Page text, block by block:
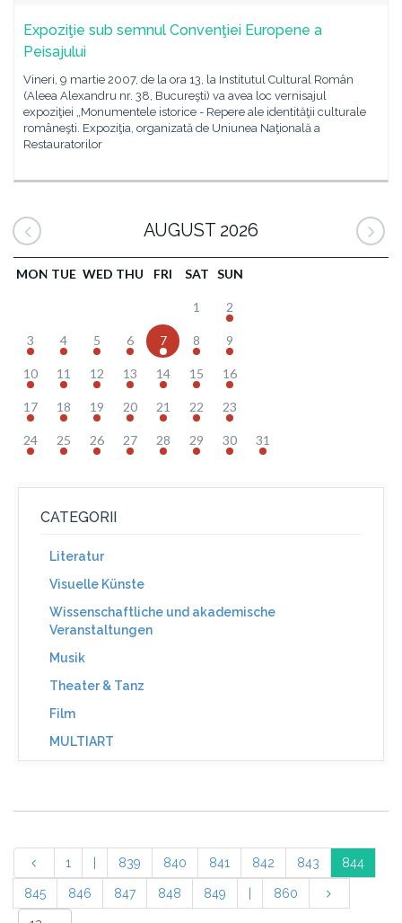
Expoziţie sub semnul Convenţiei Europene a
Peisajului
Vineri, 9 martie 2007, de la ora 13, la Institutul Cultural Român
(Aleea Alexandru nr. 38, Bucureşti) va avea loc vernisajul
expoziţiei „Monumentele istorice - Repere ale identităţii culturale
româneşti. Expoziţia, organizată de Uniunea Naţională a
Restauratorilor
AUGUST 2026
MON TUE WED THU FRI SAT SUN
1 2
3 4 5 6 7 8 9
10 11 12 13 14 15 16
17 18 19 20 21 22 23
24 25 26 27 28 29 30 31
CATEGORII
Literatur
Visuelle Künste
Wissenschaftliche und akademische
Veranstaltungen
Musik
Theater & Tanz
Film
MULTIART
1 839 840 841 842 843 844
845 846 847 848 849 860